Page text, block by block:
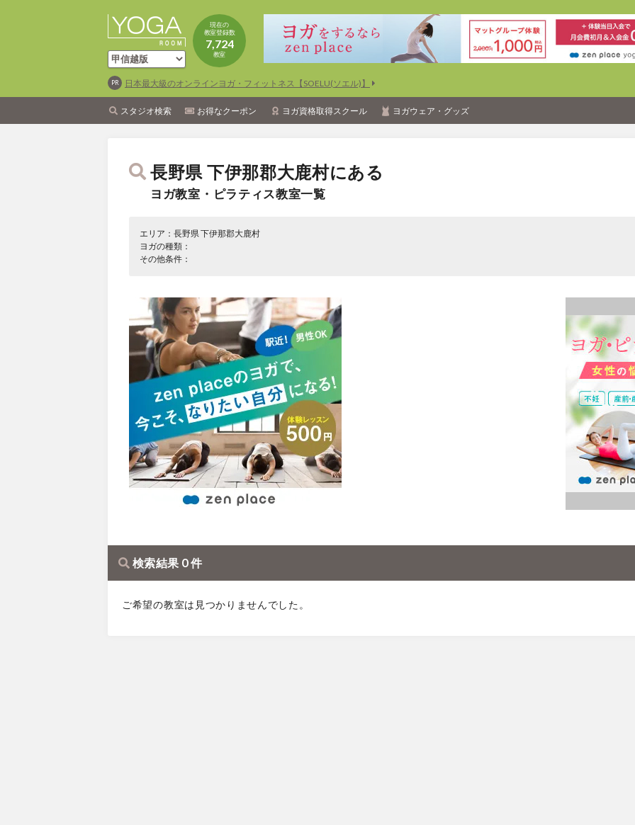
現在の
教室登録数
7,724
教室
日本最大級のオンラインヨガ・フィットネス【SOELU(ソエル)】
スタジオ検索 お得なクーポン ヨガ資格取得スクール ヨガウェア・グッズ
長野県 下伊那郡大鹿村にある
ヨガ教室・ピラティス教室一覧
エリア：長野県 下伊那郡大鹿村
ヨガの種類：
その他条件：
検索結果 0 件
ご希望の教室は見つかりませんでした。